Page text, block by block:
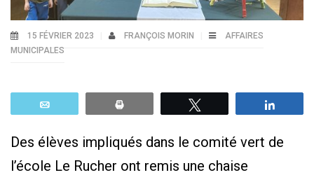
15 FÉVRIER 2023 FRANÇOIS MORIN
AFFAIRES
MUNICIPALES
Des élèves impliqués dans le comité vert de
l’école Le Rucher ont remis une chaise